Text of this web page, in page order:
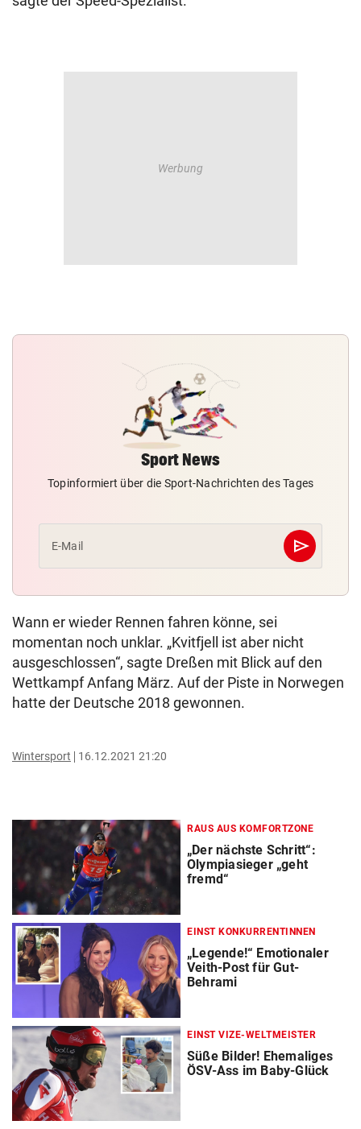
Sport News
Topinformiert über die Sport-Nachrichten des Tages
E-Mail send
Abschicken
Wann er wieder Rennen fahren könne, sei
momentan noch unklar. „Kvitfjell ist aber nicht
ausgeschlossen“, sagte Dreßen mit Blick auf den
Wettkampf Anfang März. Auf der Piste in Norwegen
hatte der Deutsche 2018 gewonnen.
Wintersport 16.12.2021 21:20
RAUS AUS KOMFORTZONE
„Der nächste Schritt“:
Olympiasieger „geht
fremd“
EINST KONKURRENTINNEN
„Legende!“ Emotionaler
Veith-Post für Gut-
Behrami
EINST VIZE-WELTMEISTER
Süße Bilder! Ehemaliges
ÖSV-Ass im Baby-Glück